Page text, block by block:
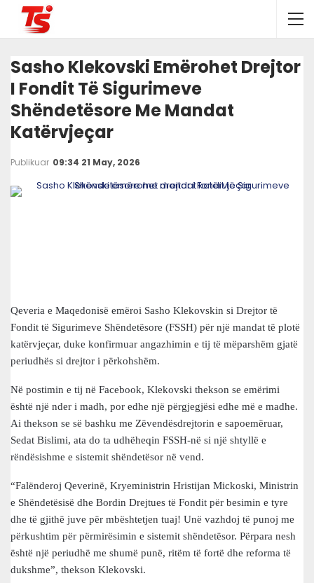
Sasho Klekovski Emërohet Drejtor
I Fondit Të Sigurimeve
Shëndetësore Me Mandat
Katërvjeçar
Publikuar 09:34 21 May, 2026
Qeveria e Maqedonisë emëroi Sasho Klekovskin si Drejtor të
Fondit të Sigurimeve Shëndetësore (FSSH) për një mandat të plotë
katërvjeçar, duke konfirmuar angazhimin e tij të mëparshëm gjatë
periudhës si drejtor i përkohshëm.
Në postimin e tij në Facebook, Klekovski thekson se emërimi
është një nder i madh, por edhe një përgjegjësi edhe më e madhe.
Ai thekson se së bashku me Zëvendësdrejtorin e sapoemëruar,
Sedat Bislimi, ata do ta udhëheqin FSSH-në si një shtyllë e
rëndësishme e sistemit shëndetësor në vend.
“Falënderoj Qeverinë, Kryeministrin Hristijan Mickoski, Ministrin
e Shëndetësisë dhe Bordin Drejtues të Fondit për besimin e tyre
dhe të gjithë juve për mbështetjen tuaj! Unë vazhdoj të punoj me
përkushtim për përmirësimin e sistemit shëndetësor. Përpara nesh
është një periudhë me shumë punë, ritëm të fortë dhe reforma të
dukshme”, thekson Klekovski.